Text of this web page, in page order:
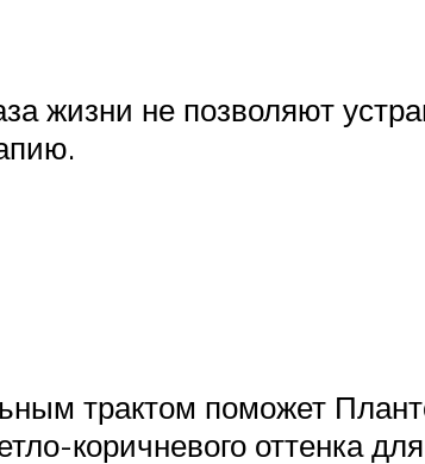
жизни не позволяют
трактом поможет
коричневого оттенка